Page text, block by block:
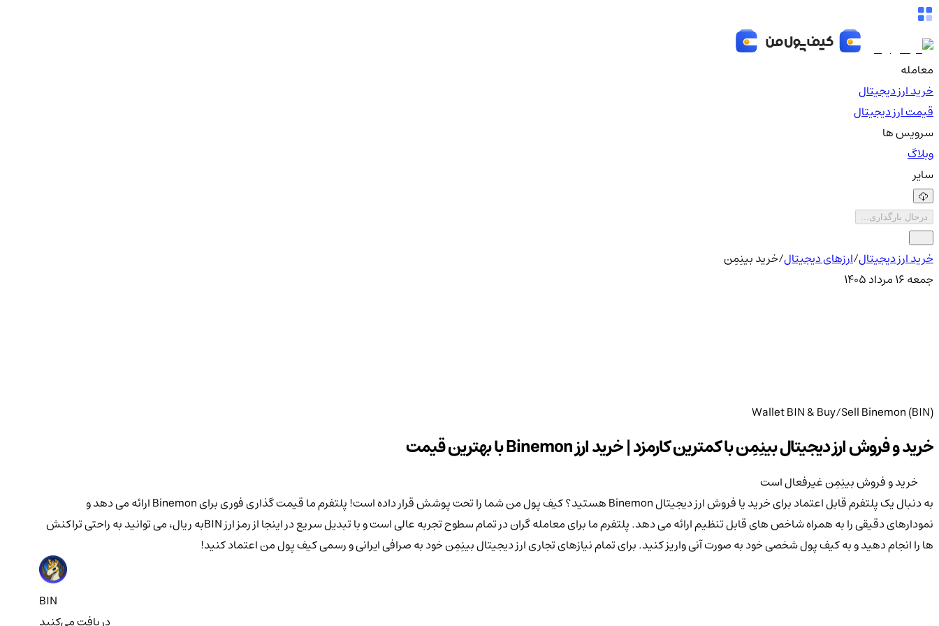
معامله
خرید ارز دیجیتال
قیمت ارز دیجیتال
سرویس ها
وبلاگ
سایر
درحال بارگذاری...
خرید ارز دیجیتال/ارزهای دیجیتال/خرید بینِمِن
جمعه ۱۶ مرداد ۱۴۰۵
Wallet BIN & Buy/Sell Binemon (BIN)
خرید و فروش ارز دیجیتال بینِمِن با کمترین کارمزد | خرید ارز Binemon با بهترین قیمت
خرید و فروش بینِمِن غیرفعال است
به دنبال یک پلتفرم قابل اعتماد برای خرید یا فروش ارز دیجیتال Binemon هستید؟ کیف پول من شما را تحت پوشش قرار داده است! پلتفرم ما قیمت گذاری فوری برای Binemon ارائه می دهد و
نمودارهای دقیقی را به همراه شاخص های قابل تنظیم ارائه می دهد. پلتفرم ما برای معامله گران در تمام سطوح تجربه عالی است و با تبدیل سریع در اینجا از رمز ارز BINبه ریال، می توانید به راحتی تراکنش
ها را انجام دهید و به کیف پول شخصی خود به صورت آنی واریز کنید. برای تمام نیازهای تجاری ارز دیجیتال بینِمِن خود به صرافی ایرانی و رسمی کیف پول من اعتماد کنید!
BIN
دریافت می‌کنید